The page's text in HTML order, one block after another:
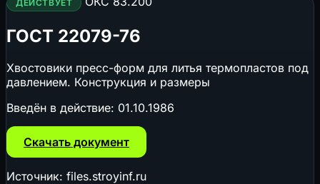
ДЕЙСТВУЕТ
ГОСТ 22079-76
Хвостовики пресс-форм для литья термопластов под
давлением. Конструкция и размеры
Введён в действие: 01.10.1986
Скачать документ
Источник: files.stroyinf.ru